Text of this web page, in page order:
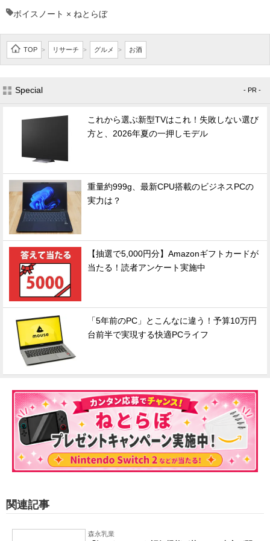
ボイスノート × ねとらぼ
TOP > リサーチ > グルメ > お酒
Special - PR -
これから選ぶ新型TVはこれ！失敗しない選び
方と、2026年夏の一押しモデル
重量約999g、最新CPU搭載のビジネスPCの
実力は？
【抽選で5,000円分】Amazonギフトカードが
当たる！読者アンケート実施中
「5年前のPC」とこんなに違う！予算10万円
台前半で実現する快適PCライフ
関連記事
森永乳業